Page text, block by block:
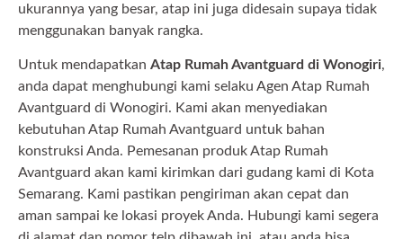
ukurannya yang besar, atap ini juga didesain supaya tidak
menggunakan banyak rangka.
Untuk mendapatkan Atap Rumah Avantguard di Wonogiri,
anda dapat menghubungi kami selaku Agen Atap Rumah
Avantguard di Wonogiri. Kami akan menyediakan
kebutuhan Atap Rumah Avantguard untuk bahan
konstruksi Anda. Pemesanan produk Atap Rumah
Avantguard akan kami kirimkan dari gudang kami di Kota
Semarang. Kami pastikan pengiriman akan cepat dan
aman sampai ke lokasi proyek Anda. Hubungi kami segera